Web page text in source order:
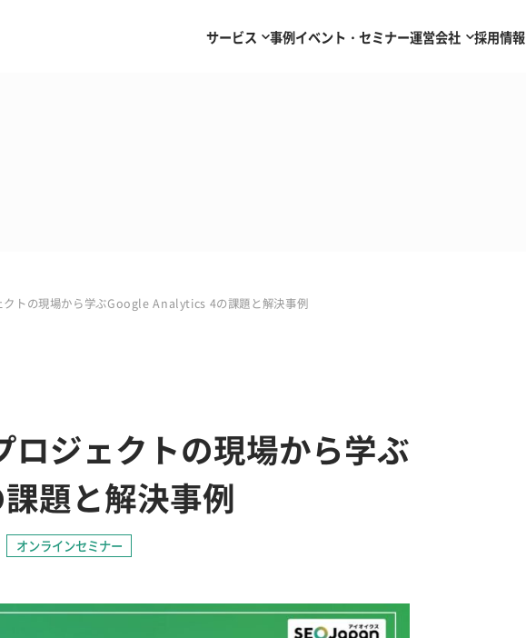
サービス 事例イベント・セミナー運営会社 採用情報
クトの現場から学ぶGoogle Analytics 4の課題と解決事例
ロジェクトの現場から学ぶ
題と解決事例
オンラインセミナー